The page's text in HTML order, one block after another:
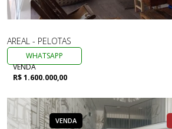
AREAL - PELOTAS
WHATSAPP
VENDA
R$ 1.600.000,00
VENDA